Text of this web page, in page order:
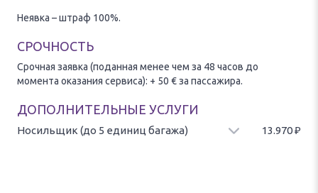
Неявка – штраф 100%.
СРОЧНОСТЬ
Срочная заявка (поданная менее чем за 48 часов до
момента оказания сервиса): + 50 € за пассажира.
ДОПОЛНИТЕЛЬНЫЕ УСЛУГИ
Носильщик (до 5 единиц багажа) 13.970₽